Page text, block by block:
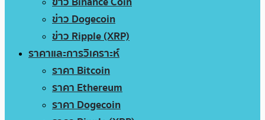
ข่าว Dogecoin
ข่าว Ripple (XRP)
ราคาและการวิเคราะห์
ราคา Bitcoin
ราคา Ethereum
ราคา Dogecoin